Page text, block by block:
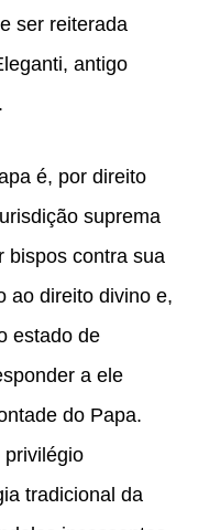
ser reiterada
antigo
é, por direito
suprema
bispos contra sua
ao direito divino e,
estado de
a ele
do Papa.
privilégio
tradicional da